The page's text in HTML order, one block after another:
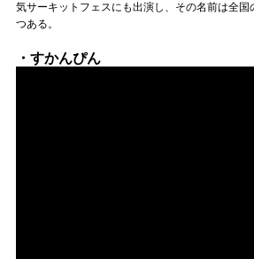
気サーキットフェスにも出演し、その名前は全国
つある。
・すかんぴん